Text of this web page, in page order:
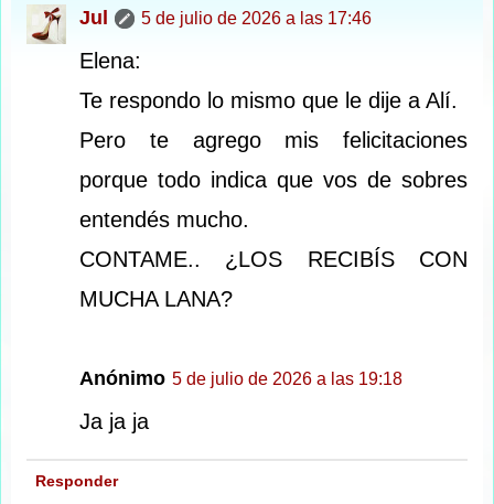
Jul 5 de julio de 2026 a las 17:46
Elena:
Te respondo lo mismo que le dije a Alí.
Pero te agrego mis felicitaciones
porque todo indica que vos de sobres
entendés mucho.
CONTAME.. ¿LOS RECIBÍS CON
MUCHA LANA?
Anónimo 5 de julio de 2026 a las 19:18
Ja ja ja
Responder